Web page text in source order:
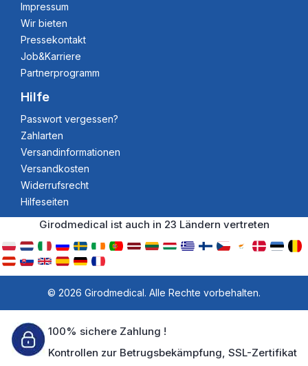
Impressum
Wir bieten
Pressekontakt
Job&Karriere
Partnerprogramm
Hilfe
Passwort vergessen?
Zahlarten
Versandinformationen
Versandkosten
Widerrufsrecht
Hilfeseiten
Girodmedical ist auch in 23 Ländern vertreten
© 2026 Girodmedical. Alle Rechte vorbehalten.
100% sichere Zahlung !
Kontrollen zur Betrugsbekämpfung, SSL-Zertifikat